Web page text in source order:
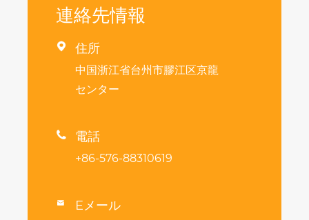
連絡先情報
 住所
中国浙江省台州市膠江区京龍
センター
 電話
+86-576-88310619
 Eメール